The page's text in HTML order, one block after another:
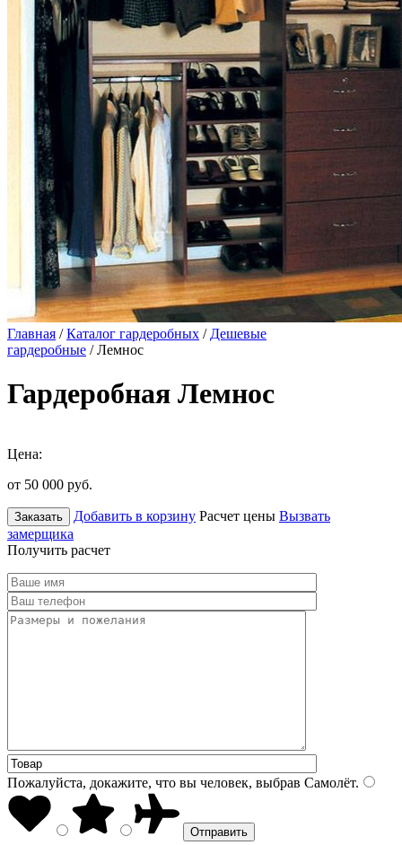
Главная /Каталог гардеробных / Дешевые
гардеробные / Лемнос
Гардеробная Лемнос
Цена:
от 50 000 руб.
Заказать Добавить в корзину Расчет цены Вызвать
замерщика
Получить расчет
Пожалуйста, докажите, что вы человек, выбрав Самолёт.